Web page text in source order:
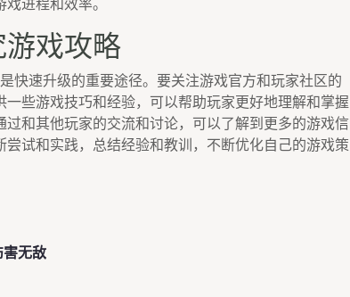
进程和效率。
戏攻略
快速升级的重要途径。要关注游戏官方和玩家社区的
些游戏技巧和经验，可以帮助玩家更好地理解和掌握
和其他玩家的交流和讨论，可以了解到更多的游戏信
试和实践，总结经验和教训，不断优化自己的游戏策
无敌